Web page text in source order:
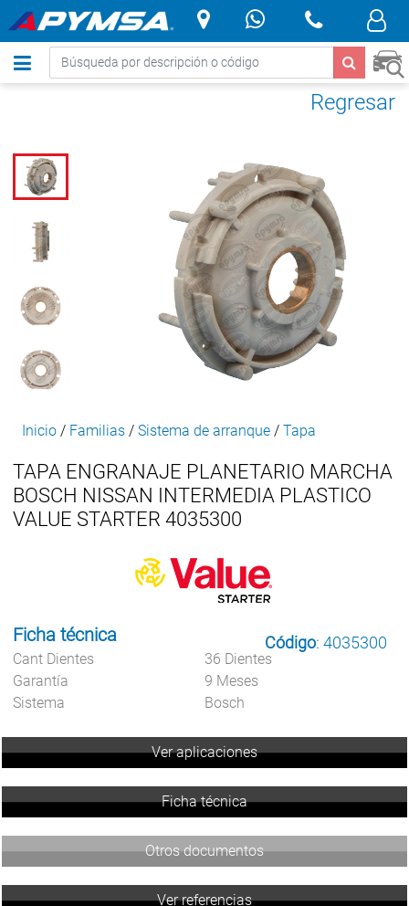
.
Regresar
Inicio / Familias / Sistema de arranque / Tapa
TAPA ENGRANAJE PLANETARIO MARCHA
BOSCH NISSAN INTERMEDIA PLASTICO
VALUE STARTER 4035300
Código: 4035300
Ficha técnica
Cant Dientes
36 Dientes
Garantía
9 Meses
Sistema
Bosch
Ver aplicaciones
Ficha técnica
Otros documentos
Ver referencias